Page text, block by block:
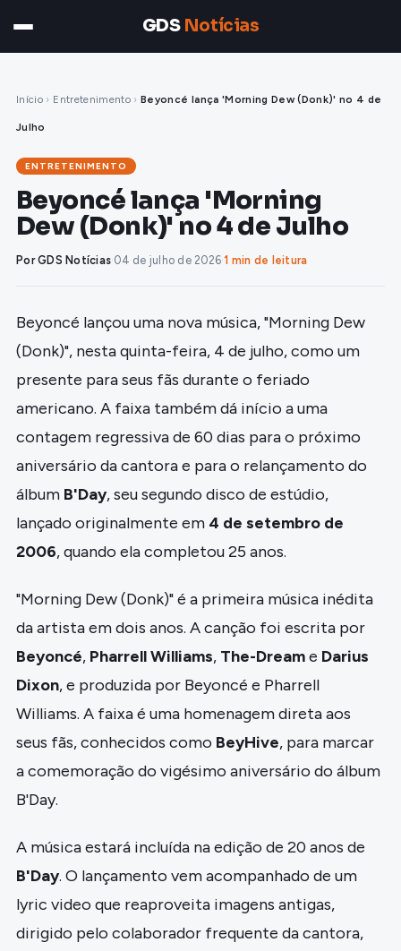
GDS Notícias
Início › Entretenimento › Beyoncé lança 'Morning Dew (Donk)' no 4 de
Julho
ENTRETENIMENTO
Beyoncé lança 'Morning
Dew (Donk)' no 4 de Julho
Por GDS Notícias·04 de julho de 2026·1 min de leitura
Beyoncé lançou uma nova música, "Morning Dew
(Donk)", nesta quinta-feira, 4 de julho, como um
presente para seus fãs durante o feriado
americano. A faixa também dá início a uma
contagem regressiva de 60 dias para o próximo
aniversário da cantora e para o relançamento do
álbum B'Day, seu segundo disco de estúdio,
lançado originalmente em 4 de setembro de
2006, quando ela completou 25 anos.
"Morning Dew (Donk)" é a primeira música inédita
da artista em dois anos. A canção foi escrita por
Beyoncé, Pharrell Williams, The-Dreame Darius
Dixon, e produzida por Beyoncé e Pharrell
Williams. A faixa é uma homenagem direta aos
seus fãs, conhecidos como BeyHive, para marcar
a comemoração do vigésimo aniversário do álbum
B'Day.
A música estará incluída na edição de 20 anos de
B'Day. O lançamento vem acompanhado de um
lyric video que reaproveita imagens antigas,
dirigido pelo colaborador frequente da cantora,